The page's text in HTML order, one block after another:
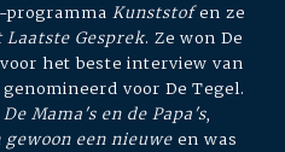
programma Kunststofen ze
Laatste Gesprek. Ze won De
het beste interview van
voor De Tegel.
De Mama's en de Papa's
gewoon een nieuwe en was